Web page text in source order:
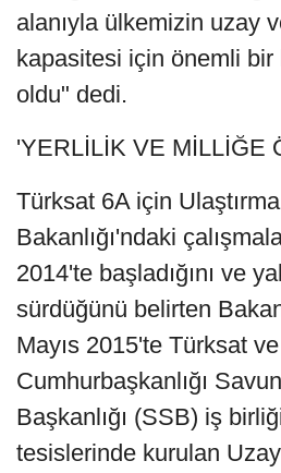
alanıyla ülkemizin uzay
kapasitesi için önemli bir
oldu" dedi.
'YERLİLİK VE MİLLİĞE
Türksat 6A için
Bakanlığı'ndaki
2014'te başladığını ve
sürdüğünü belirten
Mayıs 2015'te Türksat ve
Cumhurbaşkanlığı
Başkanlığı (SSB) iş
tesislerinde kurulan